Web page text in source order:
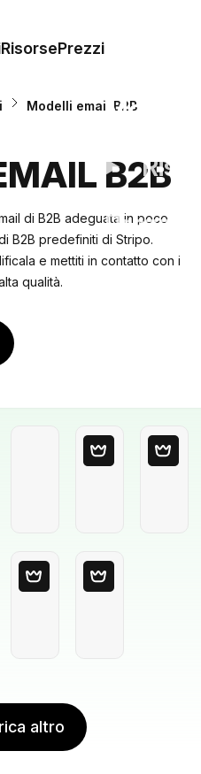
RisorsePrezzi
Modelli
Prezzi
Modelli email B2B
B2B
di B2B adeguata in poco
B2B predefiniti di Stripo.
e mettiti in contatto con i
qualità.
altro